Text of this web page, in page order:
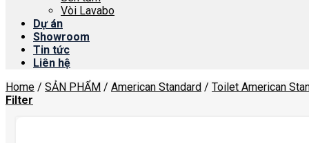
Vòi Lavabo
Dự án
Showroom
Tin tức
Liên hệ
Home / SẢN PHẨM / American Standard / Toilet American
Filter